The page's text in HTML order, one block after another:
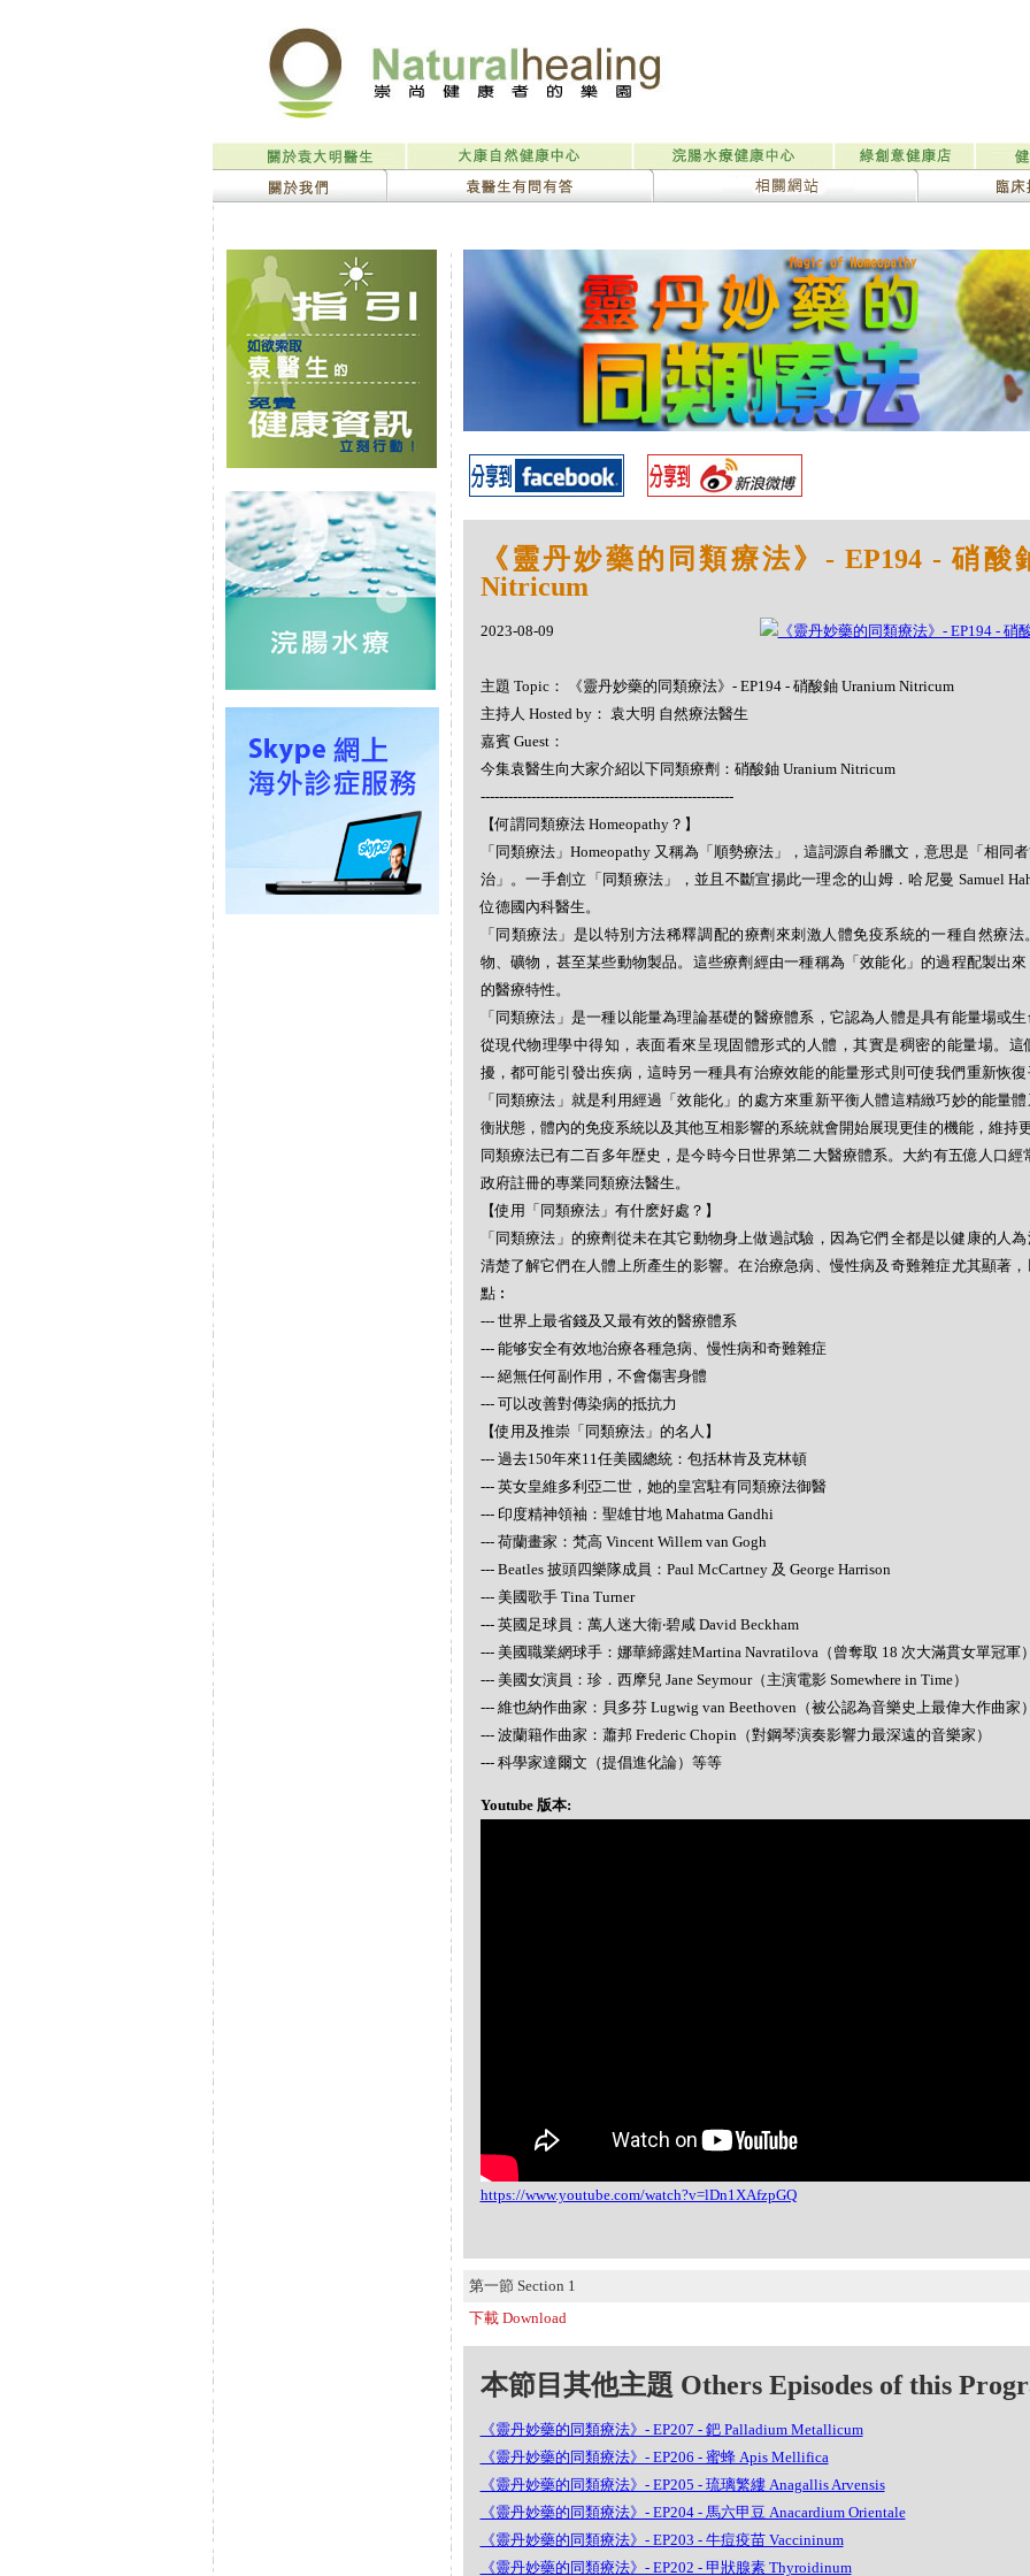
《靈丹妙藥的同類療法》- EP194 - 硝酸
Nitricum
2023-08-09
主題 Topic： 《靈丹妙藥的同類療法》- EP194 - 硝酸鈾 Uranium Nitricum
主持人 Hosted by： 袁大明 自然療法醫生
嘉賓 Guest：
今集袁醫生向大家介紹以下同類療劑：硝酸鈾 Uranium Nitricum
-------------------------------------------------------
【何謂同類療法 Homeopathy？】
「同類療法」Homeopathy 又稱為「順勢療法」，這詞源自希臘文，意思是「相同
治」。一手創立「同類療法」，並且不斷宣揚此一理念的山姆．哈尼曼 Samuel
位德國內科醫生。
「同類療法」是以特別方法稀釋調配的療劑來刺激人體免疫系統的一種自然療
物、礦物，甚至某些動物製品。這些療劑經由一種稱為「效能化」的過程配製出
的醫療特性。
「同類療法」是一種以能量為理論基礎的醫療體系，它認為人體是具有能量場或
從現代物理學中得知，表面看來呈現固體形式的人體，其實是稠密的能量場。這
擾，都可能引發出疾病，這時另一種具有治療效能的能量形式則可使我們重新恢
「同類療法」就是利用經過「效能化」的處方來重新平衡人體這精緻巧妙的能量
衡狀態，體內的免疫系統以及其他互相影響的系統就會開始展現更佳的機能，維持
同類療法已有二百多年歴史，是今時今日世界第二大醫療體系。大約有五億人口經
政府註冊的專業同類療法醫生。
【使用「同類療法」有什麽好處？】
「同類療法」的療劑從未在其它動物身上做過試驗，因為它們全都是以健康的人
清楚了解它們在人體上所產生的影響。在治療急病、慢性病及奇難雜症尤其顯著
點︰
--- 世界上最省錢及又最有效的醫療體系
--- 能够安全有效地治療各種急病、慢性病和奇難雜症
--- 絕無任何副作用，不會傷害身體
--- 可以改善對傳染病的抵抗力
【使用及推崇「同類療法」的名人】
--- 過去150年來11任美國總統：包括林肯及克林頓
--- 英女皇維多利亞二世，她的皇宮駐有同類療法御醫
--- 印度精神領袖：聖雄甘地 Mahatma Gandhi
--- 荷蘭畫家：梵高 Vincent Willem van Gogh
--- Beatles 披頭四樂隊成員：Paul McCartney 及 George Harrison
--- 美國歌手 Tina Turner
--- 英國足球員：萬人迷大衛‧碧咸 David Beckham
--- 美國職業網球手：娜華締露娃Martina Navratilova（曾奪取 18 次大滿貫女單冠軍
--- 美國女演員：珍．西摩兒 Jane Seymour（主演電影 Somewhere in Time）
--- 維也納作曲家：貝多芬 Lugwig van Beethoven（被公認為音樂史上最偉大作曲家
--- 波蘭籍作曲家：蕭邦 Frederic Chopin（對鋼琴演奏影響力最深遠的音樂家）
--- 科學家達爾文（提倡進化論）等等
Youtube 版本:
https://www.youtube.com/watch?v=lDn1XAfzpGQ
第一節 Section 1
下載 Download
本節目其他主題 Others Episodes of this
《靈丹妙藥的同類療法》- EP207 - 鈀 Palladium Metallicum
《靈丹妙藥的同類療法》- EP206 - 蜜蜂 Apis Mellifica
《靈丹妙藥的同類療法》- EP205 - 琉璃繁縷 Anagallis Arvensis
《靈丹妙藥的同類療法》- EP204 - 馬六甲豆 Anacardium Orientale
《靈丹妙藥的同類療法》- EP203 - 牛痘疫苗 Vaccininum
《靈丹妙藥的同類療法》- EP202 - 甲狀腺素 Thyroidinum